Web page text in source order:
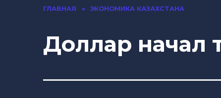
ГЛАВНАЯ » ЭКОНОМИКА КАЗАХСТАНА
Доллар начал